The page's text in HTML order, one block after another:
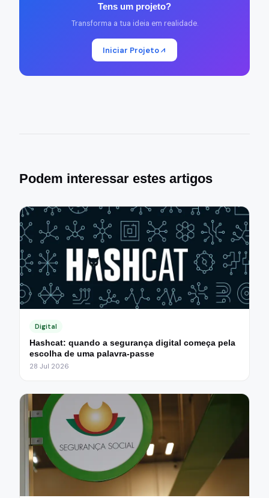
Tens um projeto?
Transforma a tua ideia em realidade.
Iniciar Projeto
Podem interessar estes artigos
Digital
Hashcat: quando a segurança digital começa pela
escolha de uma palavra-passe
28 Jul 2026